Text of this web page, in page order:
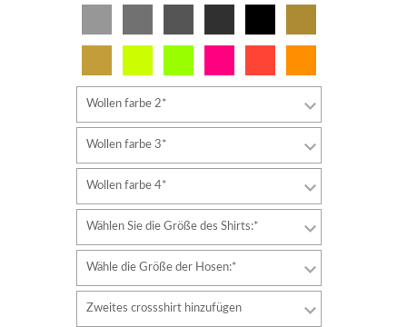
Wollen farbe 2*
Wollen farbe 3*
Wollen farbe 4*
Wählen Sie die Größe des Shirts:*
Wähle die Größe der Hosen:*
Zweites crossshirt hinzufügen